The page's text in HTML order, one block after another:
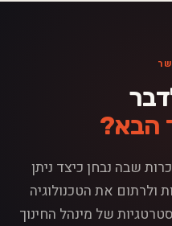
הבא?
שבה נבחן כיצד ניתן
ולרתום את הטכנולוגיה
של מינהל החינוך